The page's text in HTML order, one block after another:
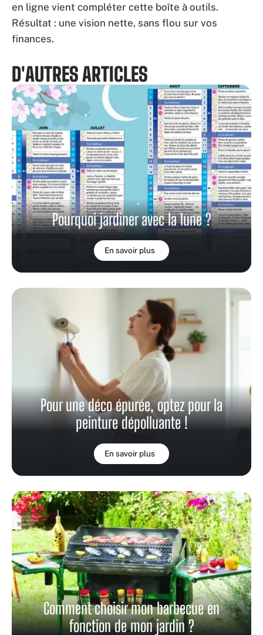
en ligne vient compléter cette boîte à outils.
Résultat : une vision nette, sans flou sur vos
finances.
D'AUTRES ARTICLES
Pourquoi jardiner avec la lune ?
En savoir plus
Pour une déco épurée, optez pour la
peinture dépolluante !
En savoir plus
Comment choisir mon barbecue en
fonction de mon jardin ?